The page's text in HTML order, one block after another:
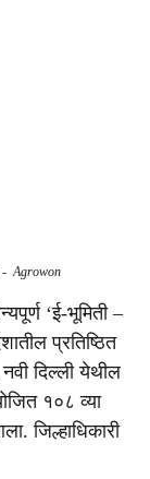
-Agrowon
‘ई-भूमिती –
प्रतिष्ठित
दिल्ली येथील
१०८ व्या
जिल्हाधिकारी